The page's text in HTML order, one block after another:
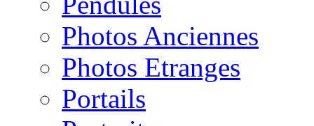
Photos Anciennes
Photos Etranges
Portails